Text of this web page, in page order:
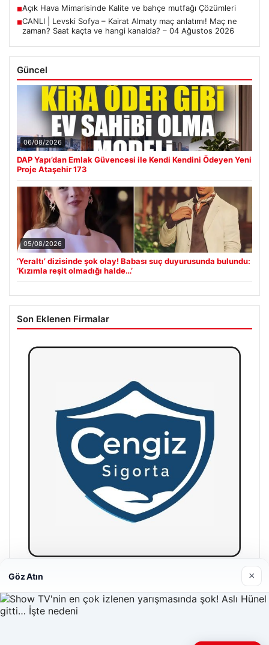
■Açık Hava Mimarisinde Kalite ve bahçe mutfağı Çözümleri
■CANLI | Levski Sofya – Kairat Almaty maç anlatımı! Maç ne
zaman? Saat kaçta ve hangi kanalda? – 04 Ağustos 2026
Güncel
06/08/2026
DAP Yapı’dan Emlak Güvencesi ile Kendi Kendini Ödeyen Yeni
Proje Ataşehir 173
05/08/2026
‘Yeraltı’ dizisinde şok olay! Babası suç duyurusunda bulundu:
‘Kızımla reşit olmadığı halde…’
Son Eklenen Firmalar
Hastaş Beton
26/05/2026
Göz Atın ×